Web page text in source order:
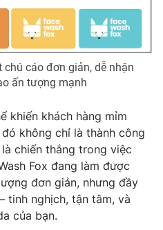
cáo đơn giản, dễ nhận
ấn tượng mạnh
khiến khách hàng mỉm
không chỉ là thành công
chiến thắng trong việc
Fox đang làm được
đơn giản, nhưng đầy
tinh nghịch, tận tâm, và
của bạn.